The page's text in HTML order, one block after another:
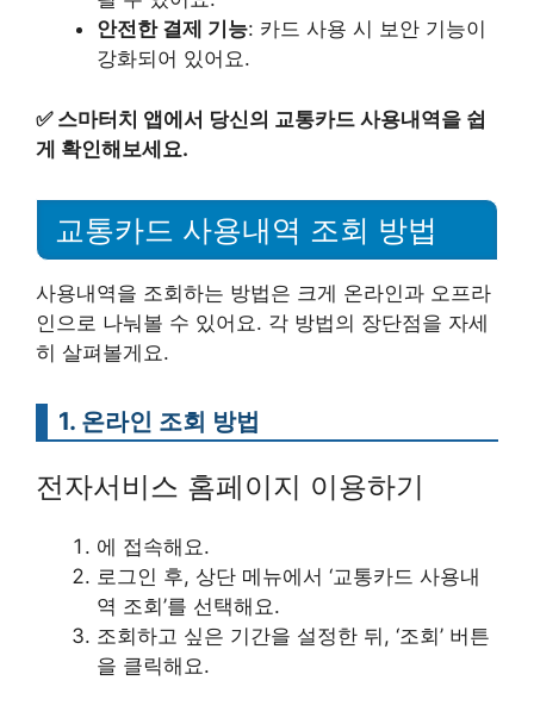
안전한 결제 기능: 카드 사용 시 보안 기능이
강화되어 있어요.
✅ 스마터치 앱에서 당신의 교통카드 사용내역을 쉽
게 확인해보세요.
교통카드 사용내역 조회 방법
사용내역을 조회하는 방법은 크게 온라인과 오프라
인으로 나눠볼 수 있어요. 각 방법의 장단점을 자세
히 살펴볼게요.
1. 온라인 조회 방법
전자서비스 홈페이지 이용하기
에 접속해요.
로그인 후, 상단 메뉴에서 ‘교통카드 사용내
역 조회’를 선택해요.
조회하고 싶은 기간을 설정한 뒤, ‘조회’ 버튼
을 클릭해요.